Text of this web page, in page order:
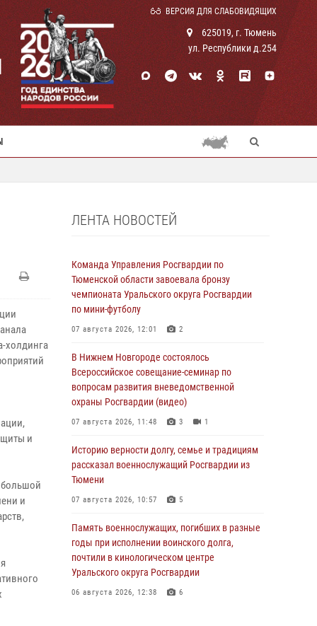
ВЕРСИЯ ДЛЯ СЛАБОВИДЯЩИХ
625019, г. Тюмень
ул. Республики д.254
холдинга
и
и
ЛЕНТА НОВОСТЕЙ
Команда Управления Росгвардии по
Тюменской области завоевала бронзу
чемпионата Уральского округа Росгвардии
по мини-футболу
07 августа 2026, 12:01 2
В Нижнем Новгороде состоялось
Всероссийское совещание-семинар по
вопросам развития вневедомственной
охраны Росгвардии (видео)
07 августа 2026, 11:48 3 1
Историю верности долгу, семье и традициям
рассказал военнослужащий Росгвардии из
Тюмени
07 августа 2026, 10:57 5
Память военнослужащих, погибших в разные
годы при исполнении воинского долга,
почтили в кинологическом центре
Уральского округа Росгвардии
06 августа 2026, 12:38 6